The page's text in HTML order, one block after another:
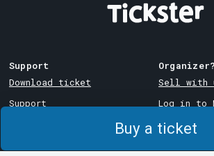
Buy a ticket
Support
Download ticket
Support
Purchase and delivery
Organizer?
Sell with
Log in to
System